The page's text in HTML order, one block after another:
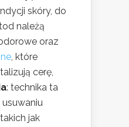
skóry, do
należą
oraz
, które
cerę,
: technika ta
jak